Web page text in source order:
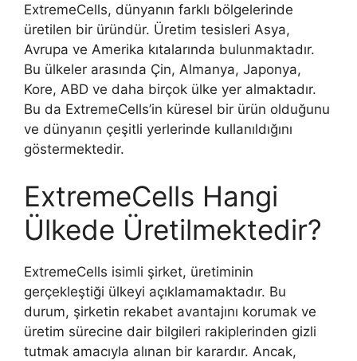
ExtremeCells, dünyanın farklı bölgelerinde
üretilen bir üründür. Üretim tesisleri Asya,
Avrupa ve Amerika kıtalarında bulunmaktadır.
Bu ülkeler arasında Çin, Almanya, Japonya,
Kore, ABD ve daha birçok ülke yer almaktadır.
Bu da ExtremeCells’in küresel bir ürün olduğunu
ve dünyanın çeşitli yerlerinde kullanıldığını
göstermektedir.
ExtremeCells Hangi
Ülkede Üretilmektedir?
ExtremeCells isimli şirket, üretiminin
gerçekleştiği ülkeyi açıklamamaktadır. Bu
durum, şirketin rekabet avantajını korumak ve
üretim sürecine dair bilgileri rakiplerinden gizli
tutmak amacıyla alınan bir karardır. Ancak,